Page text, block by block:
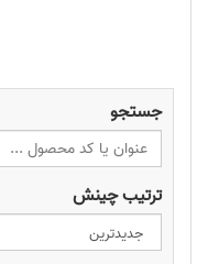
بنویسید. رساله ای که به
پوششی چشم نواز داشته
می‌کنم یا از گرافیک‌های
بیشتری به دریافت آن‌ها دارند.
عنوانی جلب توجه داشته
جستجو
ترتیب چینش